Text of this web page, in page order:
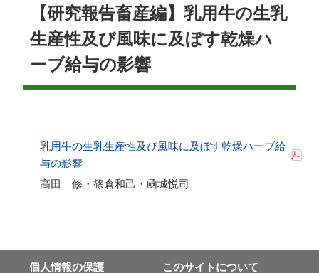
【研究報告畜産編】乳用牛の生乳
生産性及び風味に及ぼす乾燥ハ
ーブ給与の影響
乳用牛の生乳生産性及び風味に及ぼす乾燥ハーブ給
与の影響
高田 修・篠倉和己・凾城悦司
個⼈情報の保護
このサイトについて